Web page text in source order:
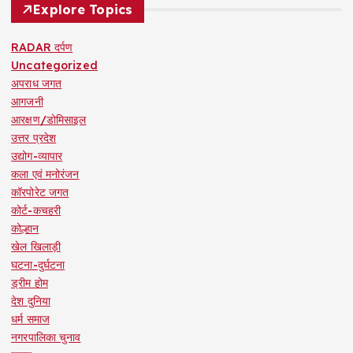
Explore Topics
RADAR दर्पण
Uncategorized
अपराध जगत
आगजनी
आरक्षण/डोमिसाइल
उत्तर प्रदेश
उद्योग-व्यापार
कला एवं मनोरंजन
कॉरपोरेट जगत
कोर्ट-कचहरी
कोल्हान
खेल खिलाड़ी
घटना-दुर्घटना
ड्रीम होम
देश दुनिया
धर्म समाज
नगरपालिका चुनाव